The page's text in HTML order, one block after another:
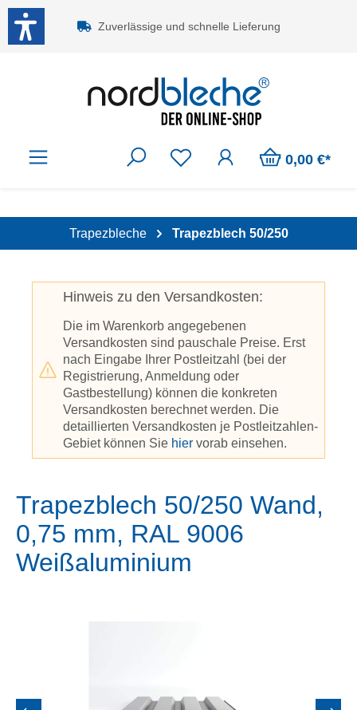
Zum Hauptinhalt springen
Zuverlässige und schnelle Lieferung
0,00 €*
Trapezbleche Trapezblech 50/250
Hinweis zu den Versandkosten:
Die im Warenkorb angegebenen
Versandkosten sind pauschale Preise. Erst
nach Eingabe Ihrer Postleitzahl (bei der
Registrierung, Anmeldung oder
Gastbestellung) können die konkreten
Versandkosten berechnet werden. Die
detaillierten Versandkosten je Postleitzahlen-
Gebiet können Sie hier vorab einsehen.
Trapezblech 50/250 Wand,
0,75 mm, RAL 9006
Weißaluminium